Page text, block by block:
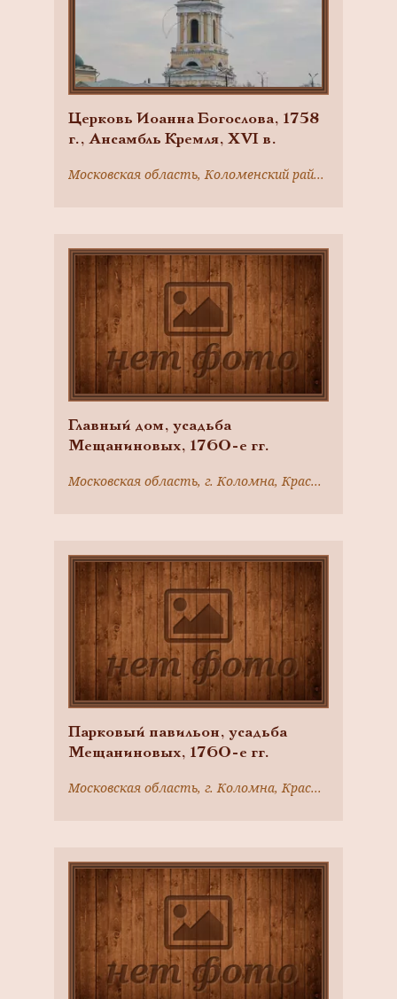
Церковь Иоанна Богослова, 1758
г., Ансамбль Кремля, ХVI в.
Московская область, Коломенский район, г. Коломна
Главный дом, усадьба
Мещаниновых, 1760-е гг.
Московская область, г. Коломна, Красноармейская ул., 72
Парковый павильон, усадьба
Мещаниновых, 1760-е гг.
Московская область, г. Коломна, Красноармейская ул., 72